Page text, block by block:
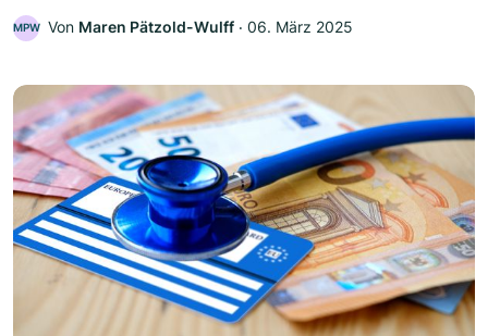
MPW Von Maren Pätzold-Wulff ‧ 06. März 2025